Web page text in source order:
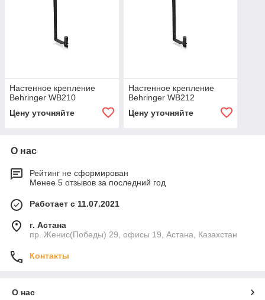
Настенное крепление
Behringer WB210
Цену уточняйте
Настенное крепление
Behringer WB212
Цену уточняйте
О нас
Рейтинг не сформирован
Менее 5 отзывов за последний год
Работает с 11.07.2021
г. Астана
пр. Женис(Победы) 29, офисы 19, Астана, Казахстан
Контакты
О нас